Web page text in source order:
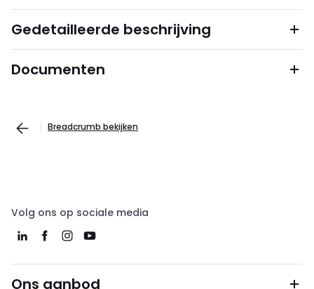
Gedetailleerde beschrijving
Documenten
Breadcrumb bekijken
Volg ons op sociale media
Ons aanbod